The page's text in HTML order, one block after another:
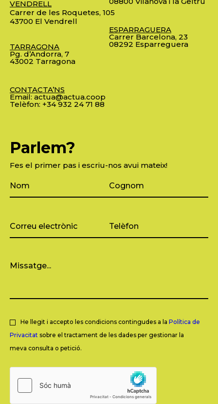
VENDRELL
Carrer de les Roquetes, 105
43700 El Vendrell
TARRAGONA
Pg. d’Andorra, 7
43002 Tarragona
CONTACTA’NS
Email: actua@actua.coop
Telèfon: +34 932 24 71 88
ESPARRAGUERA
Carrer Barcelona, 23
08292 Esparreguera
Parlem?
Fes el primer pas i escriu-nos avui mateix!
He llegit i accepto les condicions contingudes a la Política de
Privacitat sobre el tractament de les dades per gestionar la
meva consulta o petició.